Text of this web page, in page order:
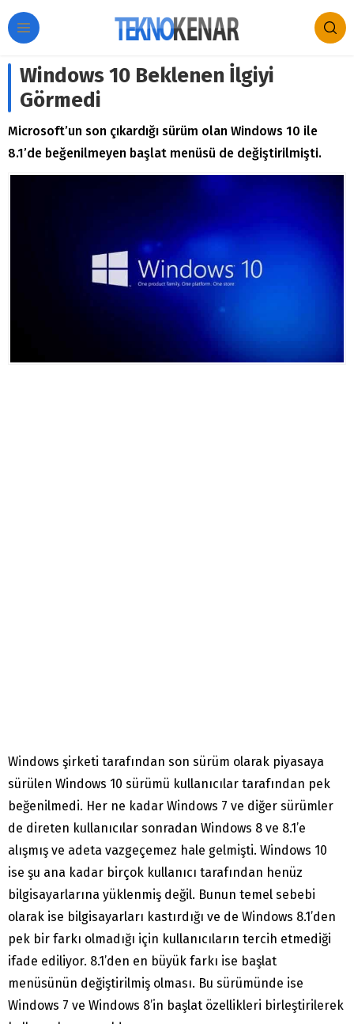
Windows 10 Beklenen İlgiyi
Görmedi
Microsoft’un son çıkardığı sürüm olan Windows 10 ile
8.1’de beğenilmeyen başlat menüsü de değiştirilmişti.
Windows şirketi tarafından son sürüm olarak piyasaya
sürülen Windows 10 sürümü kullanıcılar tarafından pek
beğenilmedi. Her ne kadar Windows 7 ve diğer sürümler
de direten kullanıcılar sonradan Windows 8 ve 8.1’e
alışmış ve adeta vazgeçemez hale gelmişti. Windows 10
ise şu ana kadar birçok kullanıcı tarafından henüz
bilgisayarlarına yüklenmiş değil. Bunun temel sebebi
olarak ise bilgisayarları kastırdığı ve de Windows 8.1’den
pek bir farkı olmadığı için kullanıcıların tercih etmediği
ifade ediliyor. 8.1’den en büyük farkı ise başlat
menüsünün değiştirilmiş olması. Bu sürümünde ise
Windows 7 ve Windows 8’in başlat özellikleri birleştirilerek